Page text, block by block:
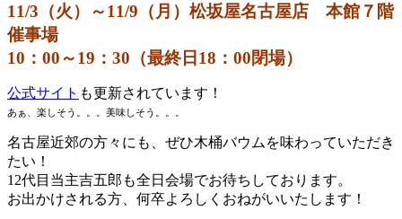
11/3（火）～11/9（月）松坂屋名古屋店 本館７階
催事場
10：00～19：30（最終日18：00閉場）
公式サイト も更新されています！
あぁ、楽しそう。。。美味しそう。。。
名古屋近郊の方々にも、ぜひ木桶バウムを味わっていただき
たい！
12代目当主吉五郎も全日会場でお待ちしております。
お出かけされる方、何卒よろしくおねがいいたします！